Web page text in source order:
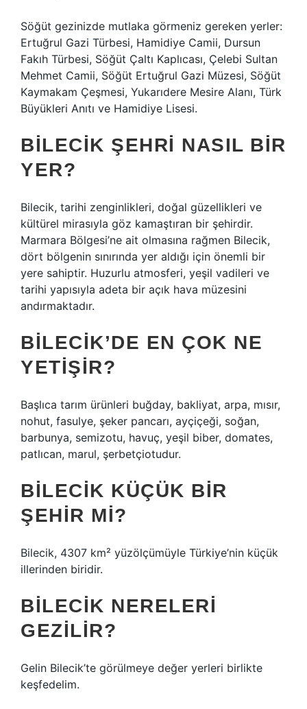
Söğüt gezinizde mutlaka görmeniz gereken yerler:
Ertuğrul Gazi Türbesi, Hamidiye Camii, Dursun
Fakıh Türbesi, Söğüt Çaltı Kaplıcası, Çelebi Sultan
Mehmet Camii, Söğüt Ertuğrul Gazi Müzesi, Söğüt
Kaymakam Çeşmesi, Yukarıdere Mesire Alanı, Türk
Büyükleri Anıtı ve Hamidiye Lisesi.
BILECIK ŞEHRI NASIL BIR
YER?
Bilecik, tarihi zenginlikleri, doğal güzellikleri ve
kültürel mirasıyla göz kamaştıran bir şehirdir.
Marmara Bölgesi’ne ait olmasına rağmen Bilecik,
dört bölgenin sınırında yer aldığı için önemli bir
yere sahiptir. Huzurlu atmosferi, yeşil vadileri ve
tarihi yapısıyla adeta bir açık hava müzesini
andırmaktadır.
BILECIK’DE EN ÇOK NE
YETIŞIR?
Başlıca tarım ürünleri buğday, bakliyat, arpa, mısır,
nohut, fasulye, şeker pancarı, ayçiçeği, soğan,
barbunya, semizotu, havuç, yeşil biber, domates,
patlıcan, marul, şerbetçiotudur.
BILECIK KÜÇÜK BIR
ŞEHIR MI?
Bilecik, 4307 km² yüzölçümüyle Türkiye’nin küçük
illerinden biridir.
BILECIK NERELERI
GEZILIR?
Gelin Bilecik’te görülmeye değer yerleri birlikte
keşfedelim.